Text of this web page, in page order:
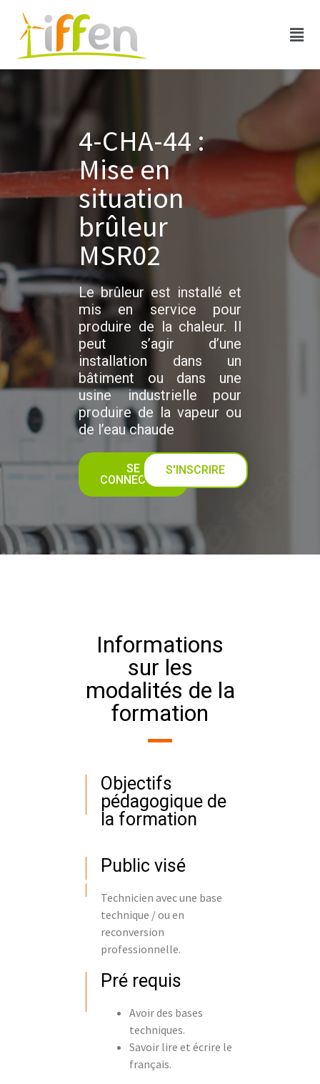
4-CHA-44 :
Mise en
situation
brûleur
MSR02
Le brûleur est installé et
mis en service pour
produire de la chaleur. Il
peut s’agir d’une
installation dans un
bâtiment ou dans une
usine industrielle pour
produire de la vapeur ou
de l’eau chaude
SE
CONNECTER
S'INSCRIRE
Informations
sur les
modalités de la
formation
Objectifs
pédagogique de
la formation
Public visé
Technicien avec une base
technique / ou en
reconversion
professionnelle.
Pré requis
Avoir des bases
techniques.
Savoir lire et écrire le
français.